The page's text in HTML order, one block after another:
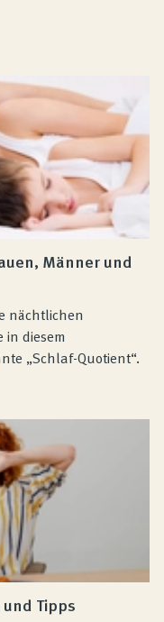
Männer und
nächtlichen
in diesem
„Schlaf-Quotient“.
Tipps